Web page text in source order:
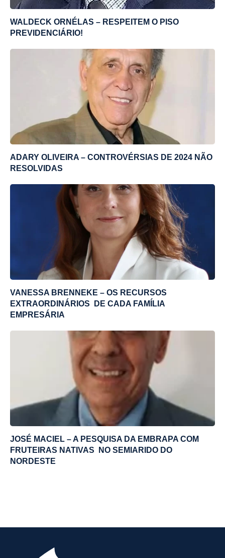
WALDECK ORNÉLAS – RESPEITEM O PISO
PREVIDENCIÁRIO!
ADARY OLIVEIRA – CONTROVÉRSIAS DE 2024 NÃO
RESOLVIDAS
VANESSA BRENNEKE – OS RECURSOS
EXTRAORDINÁRIOS DE CADA FAMÍLIA
EMPRESÁRIA
JOSÉ MACIEL – A PESQUISA DA EMBRAPA COM
FRUTEIRAS NATIVAS NO SEMIARIDO DO
NORDESTE